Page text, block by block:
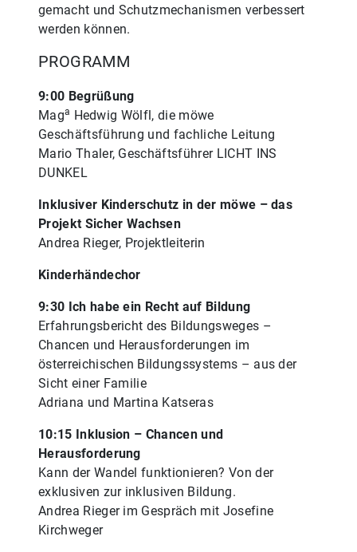
gemacht und Schutzmechanismen verbessert
werden können.
PROGRAMM
9:00 Begrüßung
Maga Hedwig Wölfl, die möwe
Geschäftsführung und fachliche Leitung
Mario Thaler, Geschäftsführer LICHT INS
DUNKEL
Inklusiver Kinderschutz in der möwe – das
Projekt Sicher Wachsen
Andrea Rieger, Projektleiterin
Kinderhändechor
9:30 Ich habe ein Recht auf Bildung
Erfahrungsbericht des Bildungsweges –
Chancen und Herausforderungen im
österreichischen Bildungssystems – aus der
Sicht einer Familie
Adriana und Martina Katseras
10:15 Inklusion – Chancen und
Herausforderung
Kann der Wandel funktionieren? Von der
exklusiven zur inklusiven Bildung.
Andrea Rieger im Gespräch mit Josefine
Kirchweger